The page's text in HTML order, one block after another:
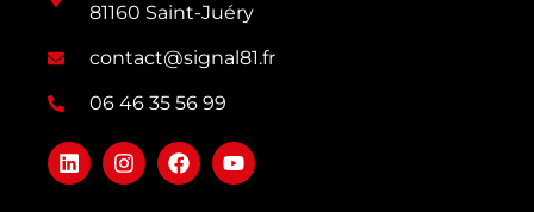
81160 Saint-Juéry
contact@signal81.fr
06 46 35 56 99